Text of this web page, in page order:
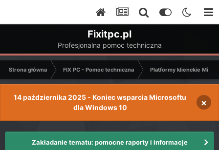
Fixitpc.pl
Profesjonalna pomoc techniczna
Strona główna FIX PC - Pomoc techniczna Platformy klienckie
14 października 2025 - Koniec wsparcia Microsoftu
dla Windows 10
×
Zakładanie tematu: pomocne raporty i informacje